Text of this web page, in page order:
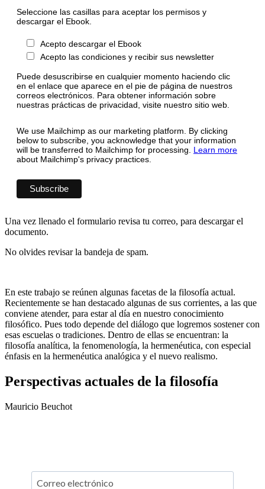
Seleccione las casillas para aceptar los permisos y
descargar el Ebook.
Acepto descargar el Ebook
Acepto las condiciones y recibir sus newsletter
Puede desuscribirse en cualquier momento haciendo clic
en el enlace que aparece en el pie de página de nuestros
correos electrónicos. Para obtener información sobre
nuestras prácticas de privacidad, visite nuestro sitio web.
We use Mailchimp as our marketing platform. By clicking
below to subscribe, you acknowledge that your information
will be transferred to Mailchimp for processing. Learn more
about Mailchimp's privacy practices.
Una vez llenado el formulario revisa tu correo, para descargar el
documento.
No olvides revisar la bandeja de spam.
En este trabajo se reúnen algunas facetas de la filosofía actual.
Recientemente se han destacado algunas de sus corrientes, a las que
conviene atender, para estar al día en nuestro conocimiento
filosófico. Pues todo depende del diálogo que logremos sostener con
esas escuelas o tradiciones. Dentro de ellas se encuentran: la
filosofía analítica, la fenomenología, la hermenéutica, con especial
énfasis en la hermenéutica analógica y el nuevo realismo.
Perspectivas actuales de la filosofía
Mauricio Beuchot